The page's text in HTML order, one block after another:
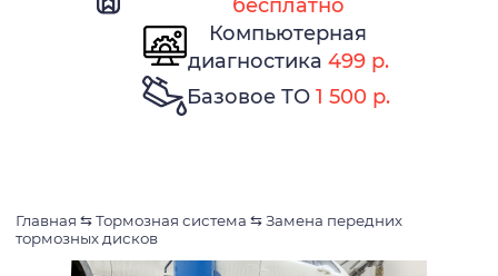
бесплатно
Компьютерная
диагностика 499 р.
Базовое ТО 1 500 р.
Главная ⇆ Тормозная система ⇆ Замена передних
тормозных дисков